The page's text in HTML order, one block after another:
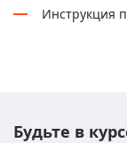
Инструкция
Будьте в